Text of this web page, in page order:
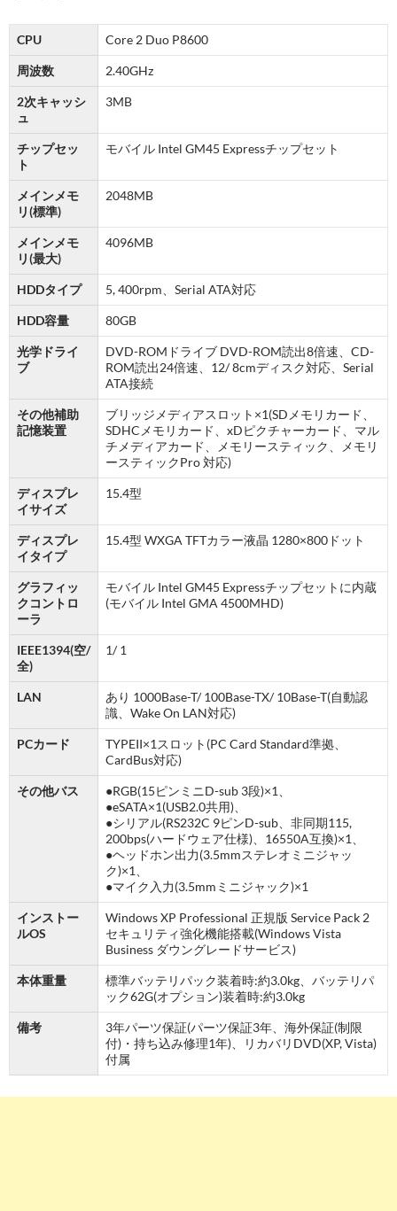
CPU Core 2 Duo P8600
周波数 2.40GHz
2次キャッシ
ュ
3MB
チップセッ
ト
モバイル Intel GM45 Expressチップセット
メインメモ
リ(標準)
2048MB
メインメモ
リ(最大)
4096MB
HDDタイプ 5, 400rpm、Serial ATA対応
HDD容量 80GB
光学ドライ
ブ
DVD-ROMドライブ DVD-ROM読出8倍速、CD-
ROM読出24倍速、12/ 8cmディスク対応、Serial
ATA接続
その他補助
記憶装置
ブリッジメディアスロット×1(SDメモリカード、
SDHCメモリカード、xDピクチャーカード、マル
チメディアカード、メモリースティック、メモリ
ースティックPro 対応)
ディスプレ
イサイズ
15.4型
ディスプレ
イタイプ
15.4型 WXGA TFTカラー液晶 1280×800ドット
グラフィッ
クコントロ
ーラ
モバイル Intel GM45 Expressチップセットに内蔵
(モバイル Intel GMA 4500MHD)
IEEE1394(空/
全)
1/ 1
LAN
あり 1000Base-T/ 100Base-TX/ 10Base-T(自動認
識、Wake On LAN対応)
PCカード
TYPEII×1スロット(PC Card Standard準拠、
CardBus対応)
その他バス
●RGB(15ピンミニD-sub 3段)×1、
●eSATA×1(USB2.0共用)、
●シリアル(RS232C 9ピンD-sub、非同期115,
200bps(ハードウェア仕様)、16550A互換)×1、
●ヘッドホン出力(3.5mmステレオミニジャッ
ク)×1、
●マイク入力(3.5mmミニジャック)×1
インストー
ルOS
Windows XP Professional 正規版 Service Pack 2
セキュリティ強化機能搭載(Windows Vista
Business ダウングレードサービス)
本体重量
標準バッテリパック装着時:約3.0kg、バッテリパ
ック62G(オプション)装着時:約3.0kg
備考
3年パーツ保証(パーツ保証3年、海外保証(制限
付)・持ち込み修理1年)、リカバリDVD(XP, Vista)
付属